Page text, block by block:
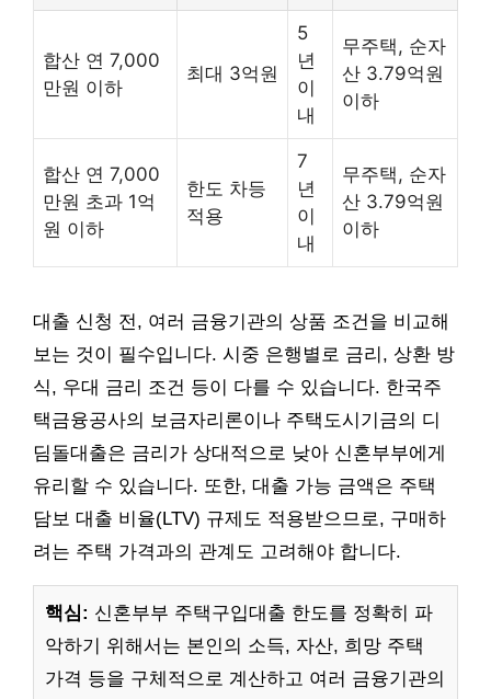
합산 연 7,000
만원 이하
최대 3억원
5
년
이
내
무주택, 순자
산 3.79억원
이하
합산 연 7,000
만원 초과 1억
원 이하
한도 차등
적용
7
년
이
내
무주택, 순자
산 3.79억원
이하
대출 신청 전, 여러 금융기관의 상품 조건을 비교해
보는 것이 필수입니다. 시중 은행별로 금리, 상환 방
식, 우대 금리 조건 등이 다를 수 있습니다. 한국주
택금융공사의 보금자리론이나 주택도시기금의 디
딤돌대출은 금리가 상대적으로 낮아 신혼부부에게
유리할 수 있습니다. 또한, 대출 가능 금액은 주택
담보 대출 비율(LTV) 규제도 적용받으므로, 구매하
려는 주택 가격과의 관계도 고려해야 합니다.
핵심: 신혼부부 주택구입대출 한도를 정확히 파
악하기 위해서는 본인의 소득, 자산, 희망 주택
가격 등을 구체적으로 계산하고 여러 금융기관의